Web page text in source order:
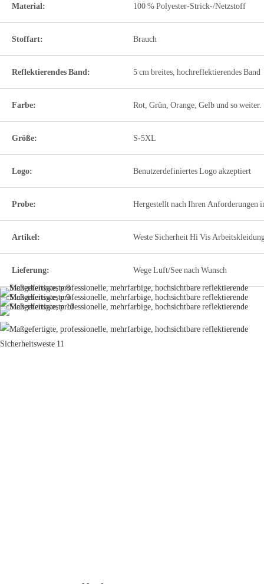
Material: 100 % Polyester-Strick-/Netzstoff
Stoffart: Brauch
Reflektierendes Band: 5 cm breites, hochreflektierendes Band
Farbe: Rot, Grün, Orange, Gelb und so weiter.
Größe: S-5XL
Logo: Benutzerdefiniertes Logo akzeptiert
Probe: Hergestellt nach Ihren Anforderungen
Artikel: Weste Sicherheit Hi Vis
Lieferung: Wege Luft/See nach Wunsch